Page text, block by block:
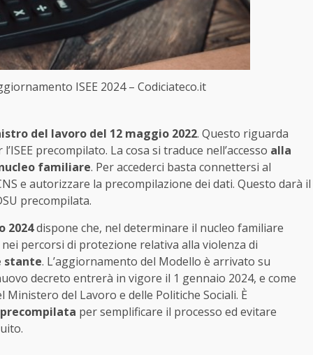
ISEE 2024 – Codiciateco.it
del lavoro del 12 maggio 2022. Questo riguarda
precompilato. La cosa si traduce nell’accesso alla
familiare. Per accederci basta connettersi al
e autorizzare la precompilazione dei dati. Questo darà il
precompilata.
2024dispone che, nel determinare il nucleo familiare
percorsi di protezione relativa alla violenza di
stante. L’aggiornamento del Modello è arrivato su
decreto entrerà in vigore il 1 gennaio 2024, e come
del Lavoro e delle Politiche Sociali. È
per semplificare il processo ed evitare